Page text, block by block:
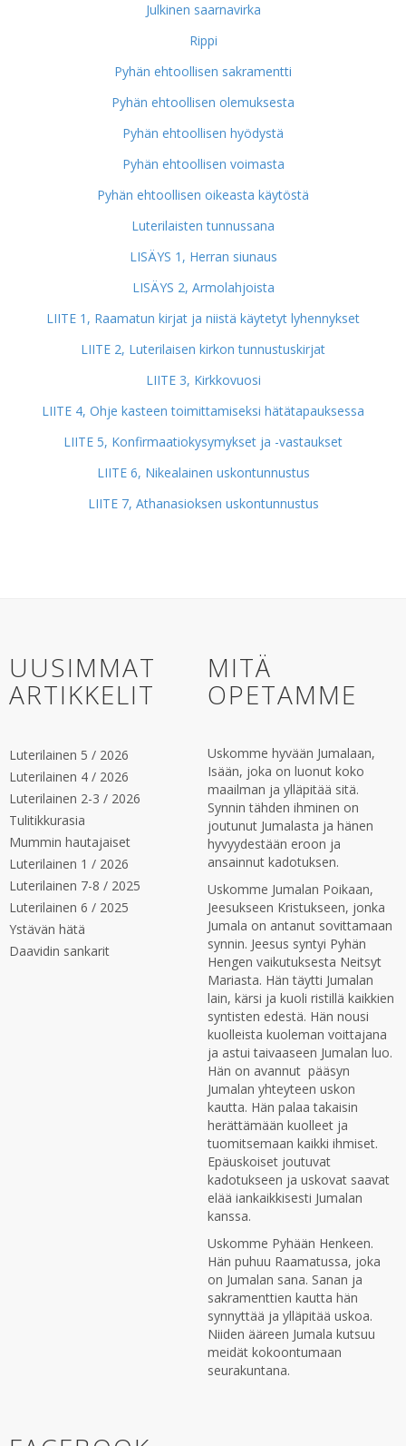
Julkinen saarnavirka
Rippi
Pyhän ehtoollisen sakramentti
Pyhän ehtoollisen olemuksesta
Pyhän ehtoollisen hyödystä
Pyhän ehtoollisen voimasta
Pyhän ehtoollisen oikeasta käytöstä
Luterilaisten tunnussana
LISÄYS 1, Herran siunaus
LISÄYS 2, Armolahjoista
LIITE 1, Raamatun kirjat ja niistä käytetyt lyhennykset
LIITE 2, Luterilaisen kirkon tunnustuskirjat
LIITE 3, Kirkkovuosi
LIITE 4, Ohje kasteen toimittamiseksi hätätapauksessa
LIITE 5, Konfirmaatiokysymykset ja -vastaukset
LIITE 6, Nikealainen uskontunnustus
LIITE 7, Athanasioksen uskontunnustus
UUSIMMAT
ARTIKKELIT
Luterilainen 5 / 2026
Luterilainen 4 / 2026
Luterilainen 2-3 / 2026
Tulitikkurasia
Mummin hautajaiset
Luterilainen 1 / 2026
Luterilainen 7-8 / 2025
Luterilainen 6 / 2025
Ystävän hätä
Daavidin sankarit
MITÄ
OPETAMME
Uskomme hyvään Jumalaan,
Isään, joka on luonut koko
maailman ja ylläpitää sitä.
Synnin tähden ihminen on
joutunut Jumalasta ja hänen
hyvyydestään eroon ja
ansainnut kadotuksen.
Uskomme Jumalan Poikaan,
Jeesukseen Kristukseen, jonka
Jumala on antanut sovittamaan
synnin. Jeesus syntyi Pyhän
Hengen vaikutuksesta Neitsyt
Mariasta. Hän täytti Jumalan
lain, kärsi ja kuoli ristillä kaikkien
syntisten edestä. Hän nousi
kuolleista kuoleman voittajana
ja astui taivaaseen Jumalan luo.
Hän on avannut pääsyn
Jumalan yhteyteen uskon
kautta. Hän palaa takaisin
herättämään kuolleet ja
tuomitsemaan kaikki ihmiset.
Epäuskoiset joutuvat
kadotukseen ja uskovat saavat
elää iankaikkisesti Jumalan
kanssa.
Uskomme Pyhään Henkeen.
Hän puhuu Raamatussa, joka
on Jumalan sana. Sanan ja
sakramenttien kautta hän
synnyttää ja ylläpitää uskoa.
Niiden ääreen Jumala kutsuu
meidät kokoontumaan
seurakuntana.